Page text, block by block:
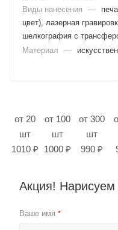
Виды нанесения
—
цвет), лазерная
шелкография с
Материал
—
от 20
шт
1010 ₽
от 100
шт
1000 ₽
от 300
шт
990 ₽
Акция! Нарисуем
Ваше имя *